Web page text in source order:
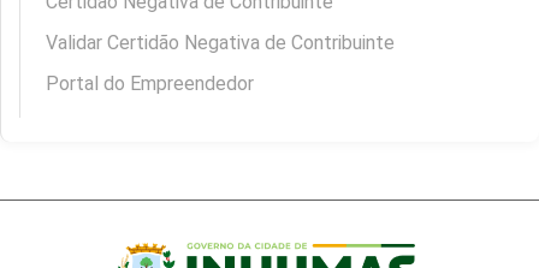
Validar Certidão Negativa de Contribuinte
Portal do Empreendedor